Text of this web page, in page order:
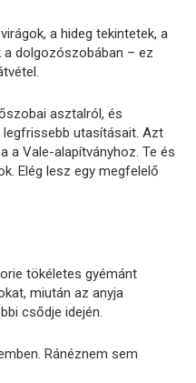
a hideg tekintetek, a
dolgozószobában – ez
asztalról, és
legfrissebb utasításait. Azt
a Vale-alapítványhoz. Te és
Elég lesz egy megfelelő
tökéletes gyémánt
miután az anyja
csődje idején.
Ránéznem sem